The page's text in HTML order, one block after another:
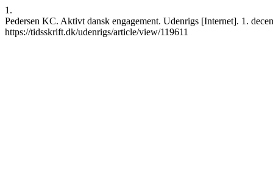
1.
Pedersen KC. Aktivt dansk engagement. Udenrigs [Internet]. 1.
https://tidsskrift.dk/udenrigs/article/view/119611